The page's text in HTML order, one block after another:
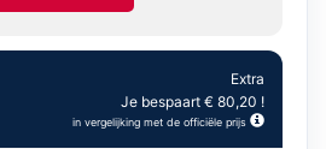
Extra
Je bespaart € 80,20 !
in vergelijking met de officiële prijs